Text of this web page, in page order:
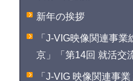
新年の挨拶
「J-VIG映像関連事
京」「第14回 就活交
「J-VIG 映像関連事